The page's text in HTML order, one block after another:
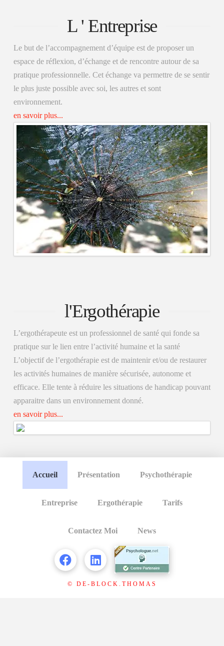
L ' Entreprise
Le but de l’accompagnement d’équipe est de proposer un
espace de réflexion, d’échange et de rencontre autour de sa
pratique professionnelle. Cet échange va permettre de se sentir
le plus juste possible avec soi, les autres et sont
environnement.
en savoir plus...
l'Ergothérapie
L’ergothérapeute est un professionnel de santé qui fonde sa
pratique sur le lien entre l’activité humaine et la santé
L’objectif de l’ergothérapie est de maintenir et/ou de restaurer
les activités humaines de manière sécurisée, autonome et
efficace. Elle tente à réduire les situations de handicap pouvant
apparaitre dans un environnement donné.
en savoir plus...
Accueil Présentation Psychothérapie
Entreprise Ergothérapie Tarifs
Contactez Moi News
© DE-BLOCK.THOMAS